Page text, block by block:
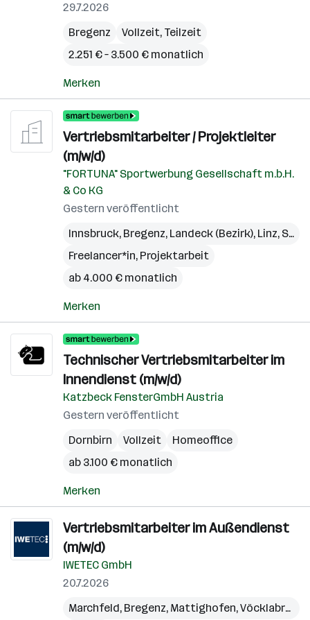
29.7.2026
Bregenz
Vollzeit, Teilzeit
2.251 € – 3.500 € monatlich
Merken
Vertriebsmitarbeiter / Projektleiter
(m/w/d)
"FORTUNA" Sportwerbung Gesellschaft m.b.H.
& Co KG
Gestern veröffentlicht
Innsbruck, Bregenz, Landeck (Bezirk), Linz, St. Pölten
Freelancer*in, Projektarbeit
ab 4.000 € monatlich
Merken
Technischer Vertriebsmitarbeiter im
Innendienst (m/w/d)
Katzbeck FensterGmbH Austria
Gestern veröffentlicht
Dornbirn
Vollzeit
Homeoffice
ab 3.100 € monatlich
Merken
Vertriebsmitarbeiter im Außendienst
(m/w/d)
IWETEC GmbH
20.7.2026
Marchfeld, Bregenz, Mattighofen,Vöcklabruck